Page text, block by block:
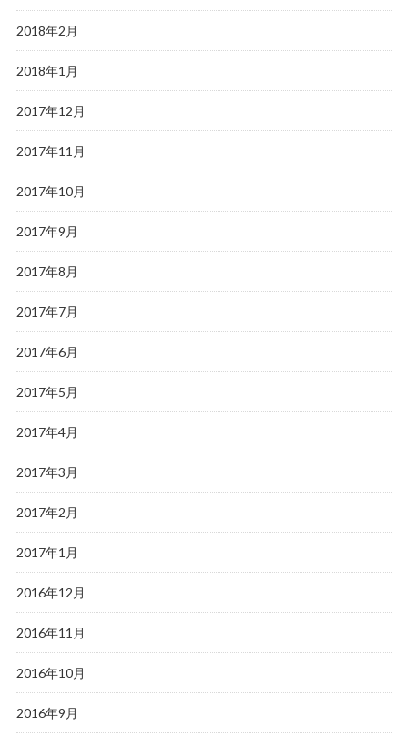
2018年2月
2018年1月
2017年12月
2017年11月
2017年10月
2017年9月
2017年8月
2017年7月
2017年6月
2017年5月
2017年4月
2017年3月
2017年2月
2017年1月
2016年12月
2016年11月
2016年10月
2016年9月